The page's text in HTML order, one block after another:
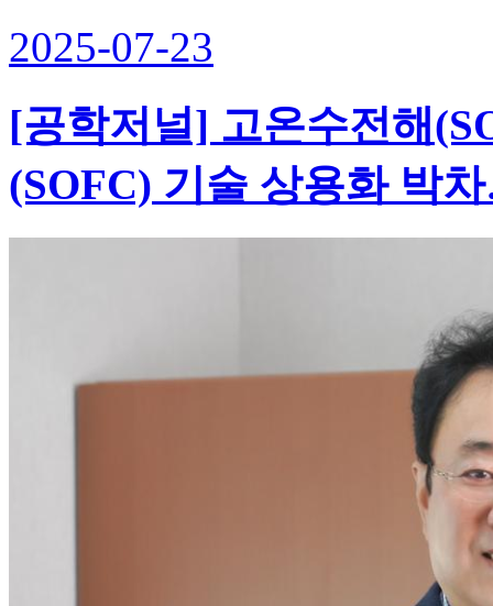
2025-07-23
[공학저널] 고온수전해
(SOFC) 기술 상용화 박